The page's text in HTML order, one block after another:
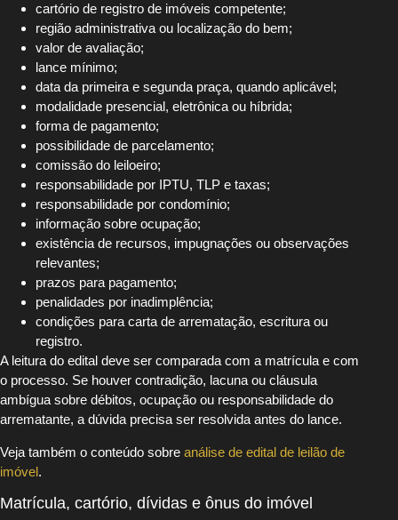
cartório de registro de imóveis competente;
região administrativa ou localização do bem;
valor de avaliação;
lance mínimo;
data da primeira e segunda praça, quando aplicável;
modalidade presencial, eletrônica ou híbrida;
forma de pagamento;
possibilidade de parcelamento;
comissão do leiloeiro;
responsabilidade por IPTU, TLP e taxas;
responsabilidade por condomínio;
informação sobre ocupação;
existência de recursos, impugnações ou observações
relevantes;
prazos para pagamento;
penalidades por inadimplência;
condições para carta de arrematação, escritura ou
registro.
A leitura do edital deve ser comparada com a matrícula e com
o processo. Se houver contradição, lacuna ou cláusula
ambígua sobre débitos, ocupação ou responsabilidade do
arrematante, a dúvida precisa ser resolvida antes do lance.
Veja também o conteúdo sobre análise de edital de leilão de
imóvel.
Matrícula, cartório, dívidas e ônus do imóvel